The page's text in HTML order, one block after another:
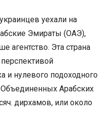
уехали на
Эмираты (ОАЭ),
агентство. Эта страна
и нулевого подоходного
Объединенных Арабских
дирхамов, или около